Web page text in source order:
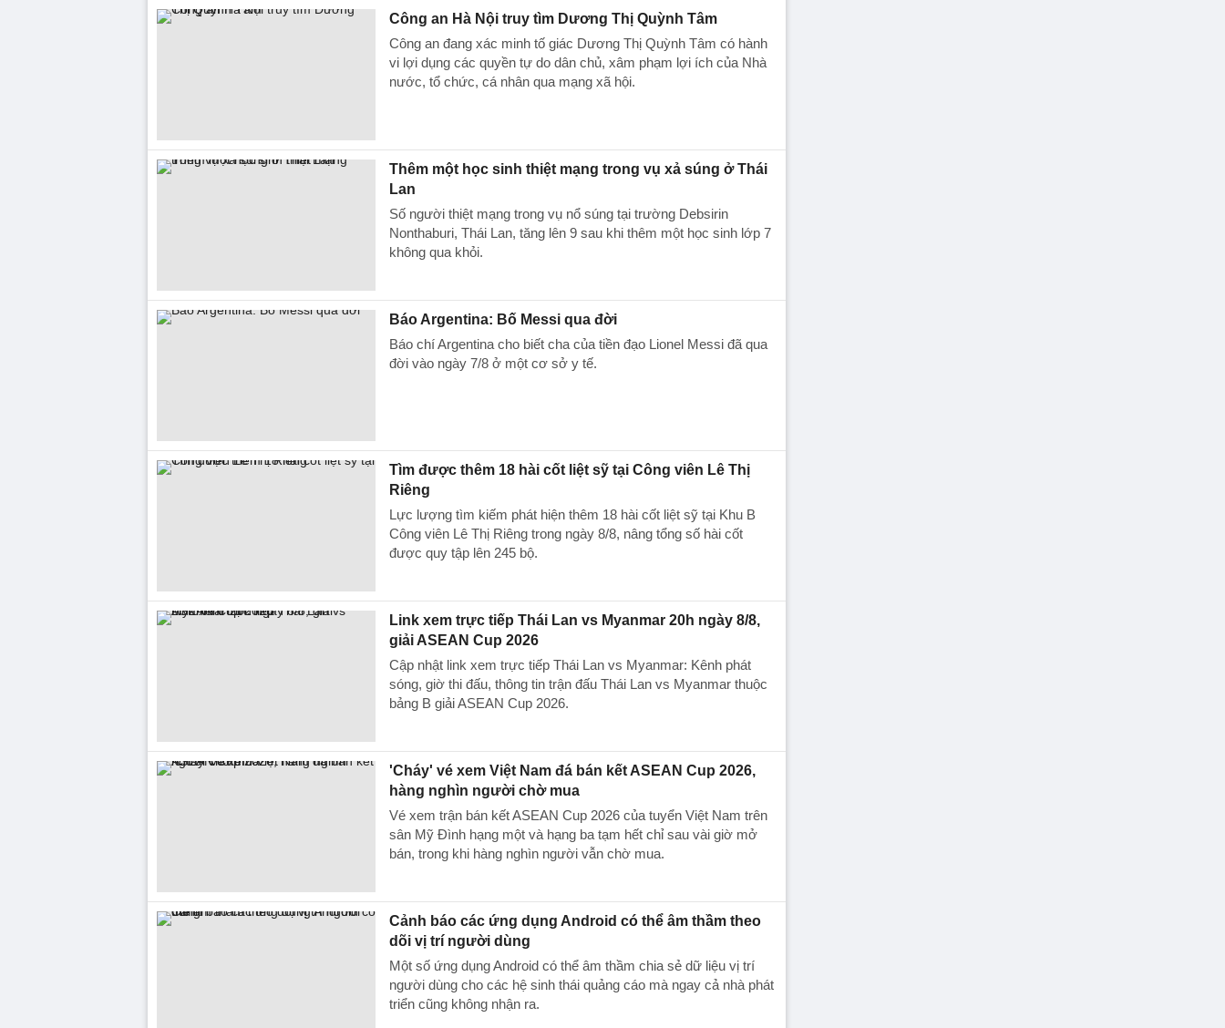
Công an Hà Nội truy tìm Dương Thị Quỳnh Tâm
Công an đang xác minh tố giác Dương Thị Quỳnh Tâm có hành
vi lợi dụng các quyền tự do dân chủ, xâm phạm lợi ích của Nhà
nước, tổ chức, cá nhân qua mạng xã hội.
Thêm một học sinh thiệt mạng trong vụ xả súng ở Thái
Lan
Số người thiệt mạng trong vụ nổ súng tại trường Debsirin
Nonthaburi, Thái Lan, tăng lên 9 sau khi thêm một học sinh lớp 7
không qua khỏi.
Báo Argentina: Bố Messi qua đời
Báo chí Argentina cho biết cha của tiền đạo Lionel Messi đã qua
đời vào ngày 7/8 ở một cơ sở y tế.
Tìm được thêm 18 hài cốt liệt sỹ tại Công viên Lê Thị
Riêng
Lực lượng tìm kiếm phát hiện thêm 18 hài cốt liệt sỹ tại Khu B
Công viên Lê Thị Riêng trong ngày 8/8, nâng tổng số hài cốt
được quy tập lên 245 bộ.
Link xem trực tiếp Thái Lan vs Myanmar 20h ngày 8/8,
giải ASEAN Cup 2026
Cập nhật link xem trực tiếp Thái Lan vs Myanmar: Kênh phát
sóng, giờ thi đấu, thông tin trận đấu Thái Lan vs Myanmar thuộc
bảng B giải ASEAN Cup 2026.
'Cháy' vé xem Việt Nam đá bán kết ASEAN Cup 2026,
hàng nghìn người chờ mua
Vé xem trận bán kết ASEAN Cup 2026 của tuyển Việt Nam trên
sân Mỹ Đình hạng một và hạng ba tạm hết chỉ sau vài giờ mở
bán, trong khi hàng nghìn người vẫn chờ mua.
Cảnh báo các ứng dụng Android có thể âm thầm theo
dõi vị trí người dùng
Một số ứng dụng Android có thể âm thầm chia sẻ dữ liệu vị trí
người dùng cho các hệ sinh thái quảng cáo mà ngay cả nhà phát
triển cũng không nhận ra.